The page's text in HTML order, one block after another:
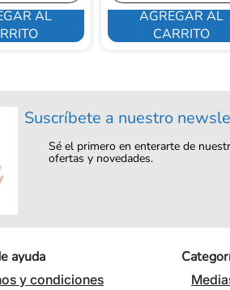
AL
AGREGAR AL
CARRITO
Suscríbete a nuestro
Sé el primero en enterarte de
ofertas y novedades.
ayuda
y condiciones